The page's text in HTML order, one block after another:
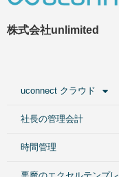
株式会社unlimited
uconnect クラウド
社長の管理会計
時間管理